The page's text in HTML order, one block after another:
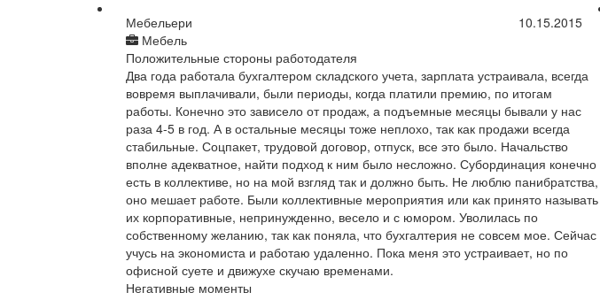
Мебельери
Мебель
10.15.2015
Положительные стороны работодателя
Два года работала бухгалтером складского учета, зарплата устраивала, всегда
вовремя выплачивали, были периоды, когда платили премию, по итогам
работы. Конечно это зависело от продаж, а подъемные месяцы бывали у нас
раза 4-5 в год. А в остальные месяцы тоже неплохо, так как продажи всегда
стабильные. Соцпакет, трудовой договор, отпуск, все это было. Начальство
вполне адекватное, найти подход к ним было несложно. Субординация конечно
есть в коллективе, но на мой взгляд так и должно быть. Не люблю панибратства,
оно мешает работе. Были коллективные мероприятия или как принято называть
их корпоративные, непринужденно, весело и с юмором. Уволилась по
собственному желанию, так как поняла, что бухгалтерия не совсем мое. Сейчас
учусь на экономиста и работаю удаленно. Пока меня это устраивает, но по
офисной суете и движухе скучаю временами.
Негативные моменты